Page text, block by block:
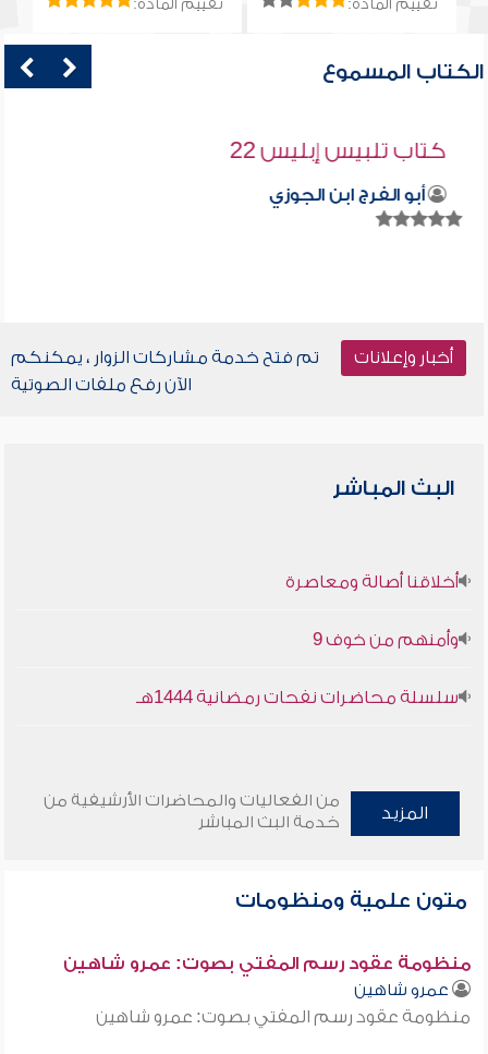
تقييم المادة: تقييم المادة:
الكتاب المسموع
كتاب تلبيس إبليس 22
أبو الفرج ابن الجوزي
أخبار وإعلانات
تم فتح خدمة مشاركات الزوار ، يمكنكم
الآن رفع ملفات الصوتية
البث المباشر
أخلاقنا أصالة ومعاصرة
وأمنهم من خوف 9
سلسلة محاضرات نفحات رمضانية 1444هـ
المزيد
من الفعاليات والمحاضرات الأرشيفية من
خدمة البث المباشر
متون علمية ومنظومات
منظومة عقود رسم المفتي بصوت: عمرو شاهين
عمرو شاهين
منظومة عقود رسم المفتي بصوت: عمرو شاهين